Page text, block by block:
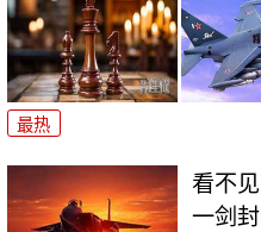
最热
看不
一剑